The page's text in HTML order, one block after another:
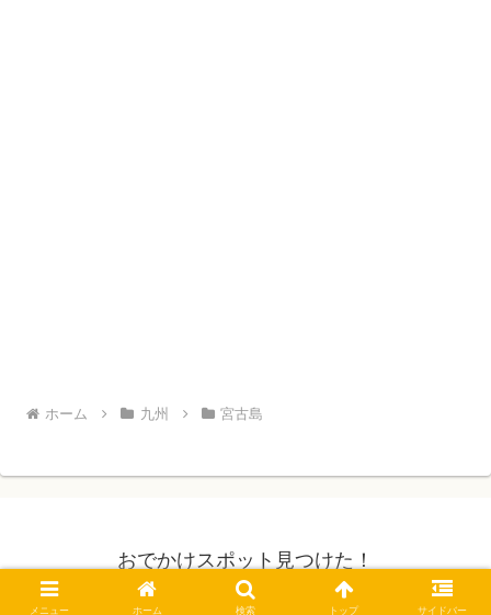
ホーム 九州 宮古島
おでかけスポット見つけた！
© 2019 おでかけスポット見つけた！.
メニュー ホーム 検索 トップ サイドバー